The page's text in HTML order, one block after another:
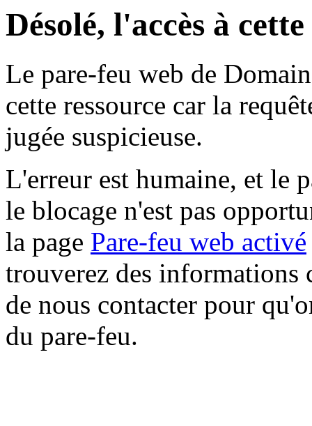
Désolé, l'accès à
Le pare-feu web de
cette ressource car la
jugée suspicieuse.
L'erreur est humaine, et le
le blocage n'est pas
la page Pare-feu web activé
trouverez des informations
de nous contacter pour
du pare-feu.